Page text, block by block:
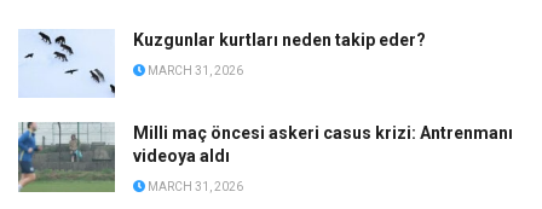
Kuzgunlar kurtları neden takip eder?
MARCH 31, 2026
Milli maç öncesi askeri casus krizi: Antrenmanı
videoya aldı
MARCH 31, 2026